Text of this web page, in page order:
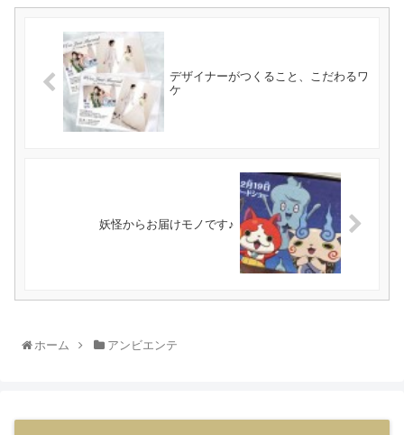
デザイナーがつくること、こだわるワ
ケ
妖怪からお届けモノです♪
ホーム アンビエンテ